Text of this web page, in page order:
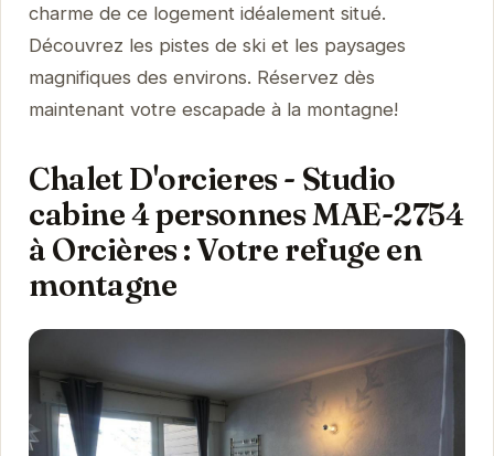
charme de ce logement idéalement situé.
Découvrez les pistes de ski et les paysages
magnifiques des environs. Réservez dès
maintenant votre escapade à la montagne!
Chalet D'orcieres - Studio
cabine 4 personnes MAE-2754
à Orcières : Votre refuge en
montagne